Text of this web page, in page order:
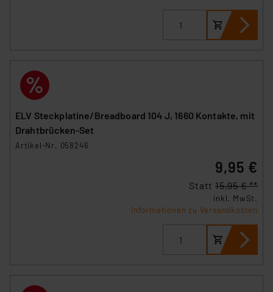
ELV Steckplatine/Breadboard 104 J, 1660 Kontakte, mit
Drahtbrücken-Set
Artikel-Nr. 058246
9,95 €
Statt 15,95 € **
inkl. MwSt.
Informationen zu Versandkosten